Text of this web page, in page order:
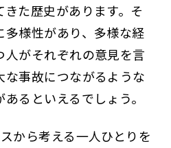
た歴史があります。そ
多様性があり、多様な経
がそれぞれの意見を言
な事故につながるような
るといえるでしょう。
から考える一人ひとりを